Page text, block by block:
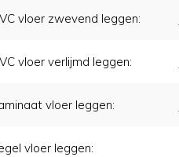
vloer zwevend leggen:
vloer verlijmd leggen:
vloer leggen:
vloer leggen: